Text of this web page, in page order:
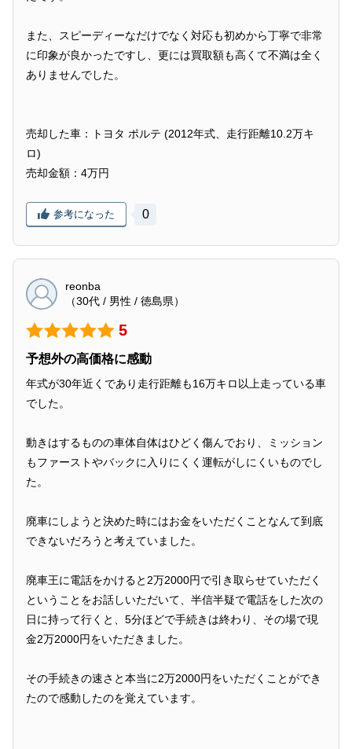
また、スピーディーなだけでなく対応も初めから丁寧で非常
に印象が良かったですし、更には買取額も高くて不満は全く
ありませんでした。
売却した車：トヨタ ポルテ (2012年式、走行距離10.2万キ
ロ)
売却金額：4万円
参考になった 0
reonba
（30代 / 男性 / 徳島県）
5
予想外の高価格に感動
年式が30年近くであり走行距離も16万キロ以上走っている車
でした。
動きはするものの車体自体はひどく傷んでおり、ミッション
もファーストやバックに入りにくく運転がしにくいものでし
た。
廃車にしようと決めた時にはお金をいただくことなんて到底
できないだろうと考えていました。
廃車王に電話をかけると2万2000円で引き取らせていただく
ということをお話しいただいて、半信半疑で電話をした次の
日に持って行くと、5分ほどで手続きは終わり、その場で現
金2万2000円をいただきました。
その手続きの速さと本当に2万2000円をいただくことができ
たので感動したのを覚えています。